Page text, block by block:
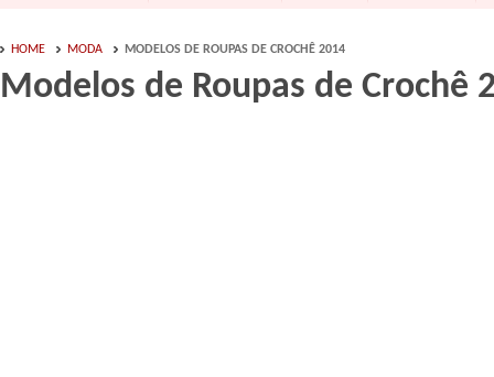
HOME MODA MODELOS DE ROUPAS DE CROCHÊ 2014
Modelos de Roupas de Crochê